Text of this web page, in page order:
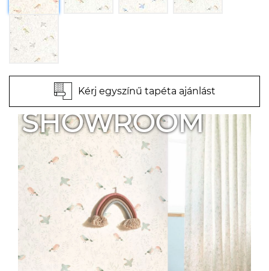
Kérj egyszínű tapéta ajánlást
SHOWROOM